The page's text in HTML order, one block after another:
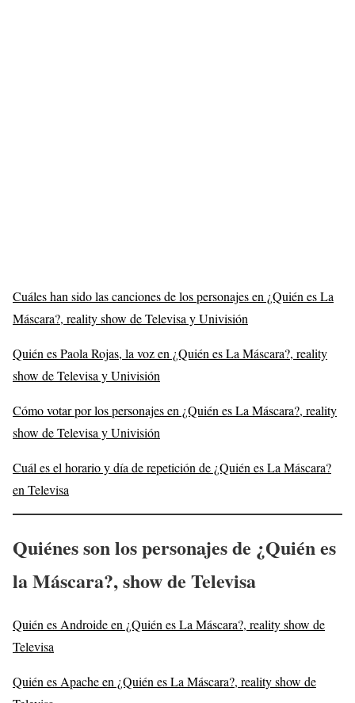
Cuáles han sido las canciones de los personajes en ¿Quién es La
Máscara?, reality show de Televisa y Univisión
Quién es Paola Rojas, la voz en ¿Quién es La Máscara?, reality
show de Televisa y Univisión
Cómo votar por los personajes en ¿Quién es La Máscara?, reality
show de Televisa y Univisión
Cuál es el horario y día de repetición de ¿Quién es La Máscara?
en Televisa
Quiénes son los personajes de ¿Quién es
la Máscara?, show de Televisa
Quién es Androide en ¿Quién es La Máscara?, reality show de
Televisa
Quién es Apache en ¿Quién es La Máscara?, reality show de